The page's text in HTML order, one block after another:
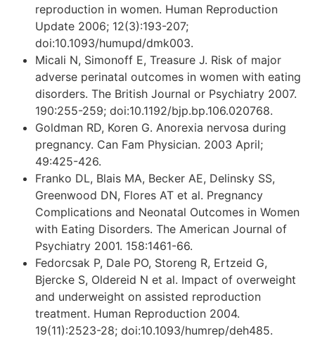
reproduction in women. Human Reproduction
Update 2006; 12(3):193-207;
doi:10.1093/humupd/dmk003.
Micali N, Simonoff E, Treasure J. Risk of major
adverse perinatal outcomes in women with eating
disorders. The British Journal or Psychiatry 2007.
190:255-259; doi:10.1192/bjp.bp.106.020768.
Goldman RD, Koren G. Anorexia nervosa during
pregnancy. Can Fam Physician. 2003 April;
49:425-426.
Franko DL, Blais MA, Becker AE, Delinsky SS,
Greenwood DN, Flores AT et al. Pregnancy
Complications and Neonatal Outcomes in Women
with Eating Disorders. The American Journal of
Psychiatry 2001. 158:1461-66.
Fedorcsak P, Dale PO, Storeng R, Ertzeid G,
Bjercke S, Oldereid N et al. Impact of overweight
and underweight on assisted reproduction
treatment. Human Reproduction 2004.
19(11):2523-28; doi:10.1093/humrep/deh485.